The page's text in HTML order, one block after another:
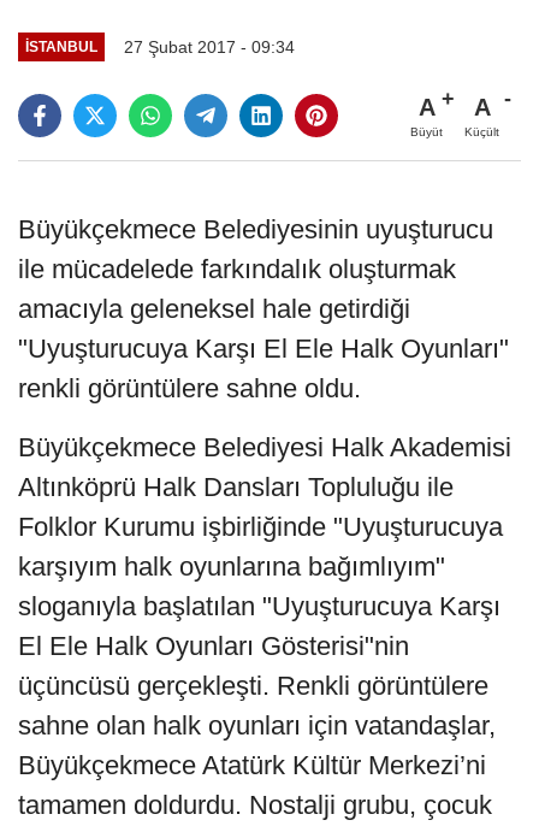
İSTANBUL 27 Şubat 2017 - 09:34
A
Büyüt
A
Küçült
Büyükçekmece Belediyesinin uyuşturucu
ile mücadelede farkındalık oluşturmak
amacıyla geleneksel hale getirdiği
"Uyuşturucuya Karşı El Ele Halk Oyunları"
renkli görüntülere sahne oldu.
Büyükçekmece Belediyesi Halk Akademisi
Altınköprü Halk Dansları Topluluğu ile
Folklor Kurumu işbirliğinde "Uyuşturucuya
karşıyım halk oyunlarına bağımlıyım"
sloganıyla başlatılan "Uyuşturucuya Karşı
El Ele Halk Oyunları Gösterisi"nin
üçüncüsü gerçekleşti. Renkli görüntülere
sahne olan halk oyunları için vatandaşlar,
Büyükçekmece Atatürk Kültür Merkezi’ni
tamamen doldurdu. Nostalji grubu, çocuk